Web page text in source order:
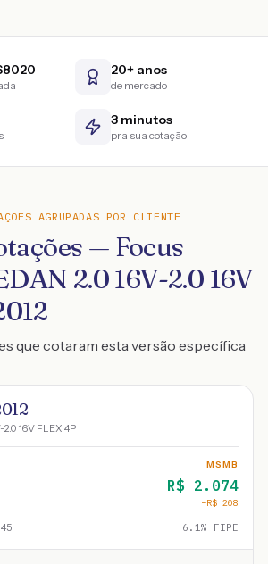
20+ anos
de mercado
3 minutos
pra sua cotação
AGRUPADAS POR CLIENTE
— Focus
2.0 16V-2.0 16V
que cotaram esta versão específica
2.0 16V FLEX 4P
MSMB
R$ 2.074
−R$ 208
45 6.1% FIPE